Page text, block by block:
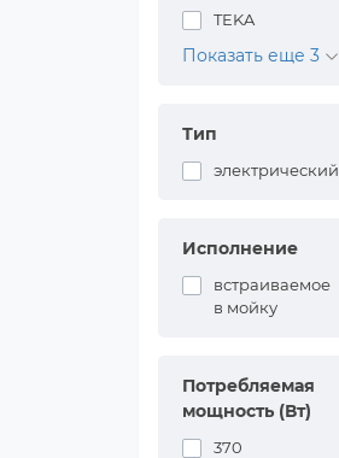
TEKA
Показать еще 3
Тип
электрический
Исполнение
встраиваемое
в мойку
Потребляемая
мощность (Вт)
370